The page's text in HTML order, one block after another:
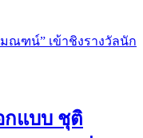
กแบบ ชุติ